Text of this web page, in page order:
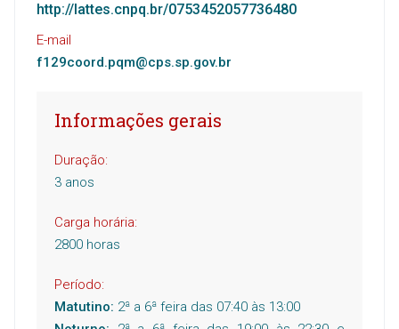
http://lattes.cnpq.br/0753452057736480
E-mail
f129coord.pqm@cps.sp.gov.br
Informações gerais
Duração:
3 anos
Carga horária:
2800 horas
Período:
Matutino: 2ª a 6ª feira das 07:40 às 13:00